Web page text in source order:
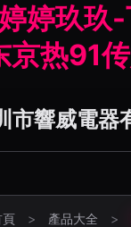
婷玖玖
京热91
市響威電器
頁 > 產品大全 >